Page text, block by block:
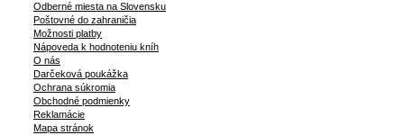
Odberné miesta na Slovensku
Poštovné do zahraničia
Možnosti platby
Nápoveda k hodnoteniu kníh
O nás
Darčeková poukážka
Ochrana súkromia
Obchodné podmienky
Reklamácie
Mapa stránok